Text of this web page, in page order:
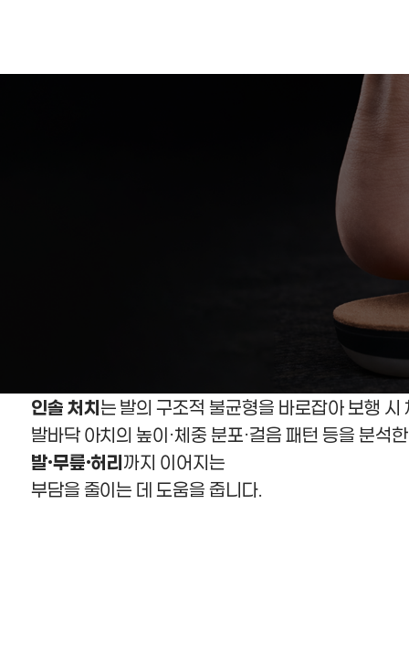
인솔 처치는 발의 구조적 불균형을 바로잡아 보행
발바닥 아치의 높이·체중 분포·걸음 패턴 등을 분석
발·무릎·허리까지 이어지는
부담을 줄이는 데 도움을 줍니다.